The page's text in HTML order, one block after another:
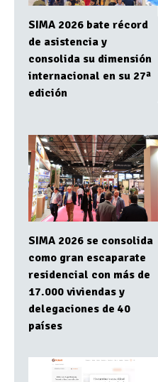
SIMA 2026 bate récord
de asistencia y
consolida su dimensión
internacional en su 27ª
edición
SIMA 2026 se consolida
como gran escaparate
residencial con más de
17.000 viviendas y
delegaciones de 40
países